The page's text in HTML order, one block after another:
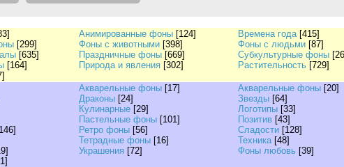
Анимированные фоны [124] Времена года [415]
[299] Фоны с животными [398] Фоны с людьми [87]
[635] Праздничные фоны [669] Субкультурные фоны
[164] Природа и явления [302] Растительность [729]
Акварельные фоны [17] Акварельные фоны [20]
Драконы [24] Звезды [64]
Кулинарные [29] Логотипы [33]
Пастельные фоны [101] Позитив [43]
Ретро фоны [56] Сладости [128]
Тетрадные фоны [16] Техника [48]
Украшения [72] Фоны любовь [39]